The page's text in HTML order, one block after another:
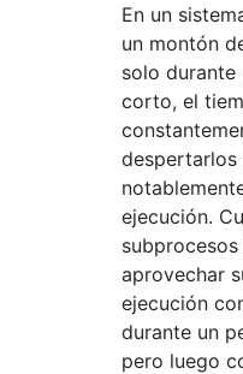
En un
un montón
solo
corto, el
despertarlos
ejecución.
aprovechar
ejecución
durante un
pero luego